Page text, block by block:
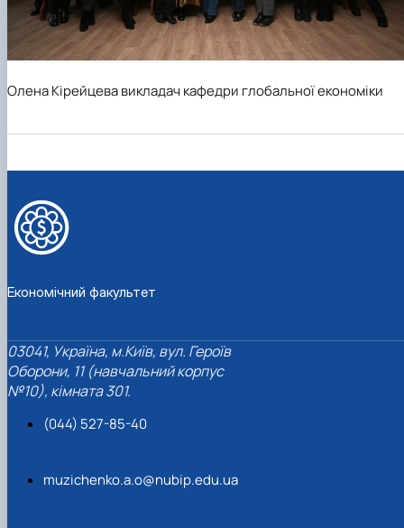
Олена Кірейцева викладач кафедри глобальної економіки
Економічний факультет
03041, Україна, м.Київ, вул. Героїв
Оборони, 11 (навчальний корпус
№10), кімната 301.
(044) 527-85-40
muzichenko.a.o@nubip.edu.ua